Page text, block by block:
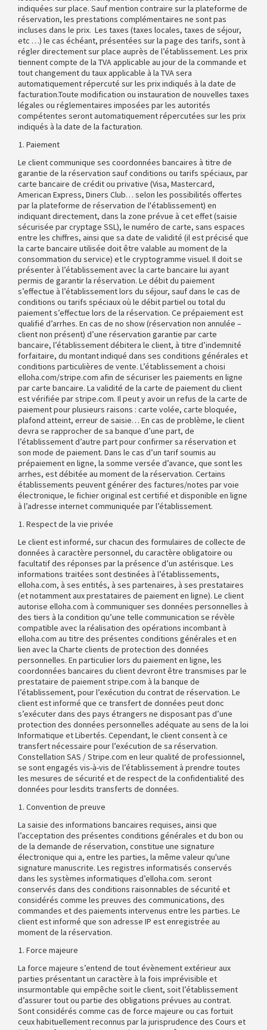
indiquées sur place. Sauf mention contraire sur la plateforme de
réservation, les prestations complémentaires ne sont pas
incluses dans le prix. Les taxes (taxes locales, taxes de séjour,
etc …) le cas échéant, présentées sur la page des tarifs, sont à
régler directement sur place auprès de l’établissement. Les prix
tiennent compte de la TVA applicable au jour de la commande et
tout changement du taux applicable à la TVA sera
automatiquement répercuté sur les prix indiqués à la date de
facturation.Toute modification ou instauration de nouvelles taxes
légales ou réglementaires imposées par les autorités
compétentes seront automatiquement répercutées sur les prix
indiqués à la date de la facturation.
Paiement
Le client communique ses coordonnées bancaires à titre de
garantie de la réservation sauf conditions ou tarifs spéciaux, par
carte bancaire de crédit ou privative (Visa, Mastercard,
American Express, Diners Club… selon les possibilités offertes
par la plateforme de réservation de l'établissement) en
indiquant directement, dans la zone prévue à cet effet (saisie
sécurisée par cryptage SSL), le numéro de carte, sans espaces
entre les chiffres, ainsi que sa date de validité (il est précisé que
la carte bancaire utilisée doit être valable au moment de la
consommation du service) et le cryptogramme visuel. Il doit se
présenter à l’établissement avec la carte bancaire lui ayant
permis de garantir la réservation. Le débit du paiement
s’effectue à l’établissement lors du séjour, sauf dans le cas de
conditions ou tarifs spéciaux où le débit partiel ou total du
paiement s’effectue lors de la réservation. Ce prépaiement est
qualifié d’arrhes. En cas de no show (réservation non annulée –
client non présent) d’une réservation garantie par carte
bancaire, l’établissement débitera le client, à titre d’indemnité
forfaitaire, du montant indiqué dans ses conditions générales et
conditions particulières de vente. L’établissement a choisi
elloha.com/stripe.com afin de sécuriser les paiements en ligne
par carte bancaire. La validité de la carte de paiement du client
est vérifiée par stripe.com. Il peut y avoir un refus de la carte de
paiement pour plusieurs raisons : carte volée, carte bloquée,
plafond atteint, erreur de saisie… En cas de problème, le client
devra se rapprocher de sa banque d’une part, de
l’établissement d’autre part pour confirmer sa réservation et
son mode de paiement. Dans le cas d’un tarif soumis au
prépaiement en ligne, la somme versée d’avance, que sont les
arrhes, est débitée au moment de la réservation. Certains
établissements peuvent générer des factures/notes par voie
électronique, le fichier original est certifié et disponible en ligne
à l’adresse internet communiquée par l’établissement.
Respect de la vie privée
Le client est informé, sur chacun des formulaires de collecte de
données à caractère personnel, du caractère obligatoire ou
facultatif des réponses par la présence d’un astérisque. Les
informations traitées sont destinées à l’établissements,
elloha.com, à ses entités, à ses partenaires, à ses prestataires
(et notamment aux prestataires de paiement en ligne). Le client
autorise elloha.com à communiquer ses données personnelles à
des tiers à la condition qu’une telle communication se révèle
compatible avec la réalisation des opérations incombant à
elloha.com au titre des présentes conditions générales et en
lien avec la Charte clients de protection des données
personnelles. En particulier lors du paiement en ligne, les
coordonnées bancaires du client devront être transmises par le
prestataire de paiement stripe.com à la banque de
l’établissement, pour l’exécution du contrat de réservation. Le
client est informé que ce transfert de données peut donc
s’exécuter dans des pays étrangers ne disposant pas d’une
protection des données personnelles adéquate au sens de la loi
Informatique et Libertés. Cependant, le client consent à ce
transfert nécessaire pour l’exécution de sa réservation.
Constellation SAS / Stripe.com en leur qualité de professionnel,
se sont engagés vis-à-vis de l’établissement à prendre toutes
les mesures de sécurité et de respect de la confidentialité des
données pour lesdits transferts de données.
Convention de preuve
La saisie des informations bancaires requises, ainsi que
l’acceptation des présentes conditions générales et du bon ou
de la demande de réservation, constitue une signature
électronique qui a, entre les parties, la même valeur qu'une
signature manuscrite. Les registres informatisés conservés
dans les systèmes informatiques d’elloha.com. seront
conservés dans des conditions raisonnables de sécurité et
considérés comme les preuves des communications, des
commandes et des paiements intervenus entre les parties. Le
client est informé que son adresse IP est enregistrée au
moment de la réservation.
Force majeure
La force majeure s’entend de tout évènement extérieur aux
parties présentant un caractère à la fois imprévisible et
insurmontable qui empêche soit le client, soit l’établissement
d’assurer tout ou partie des obligations prévues au contrat.
Sont considérés comme cas de force majeure ou cas fortuit
ceux habituellement reconnus par la jurisprudence des Cours et